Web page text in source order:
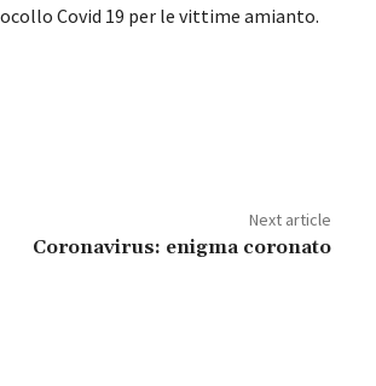
Covid 19 per le vittime amianto.
Next article
Coronavirus: enigma coronato